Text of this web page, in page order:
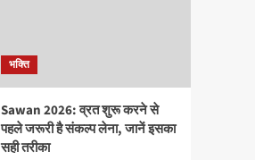
भक्ति
Sawan 2026: व्रत शुरू करने से
पहले जरूरी है संकल्प लेना, जानें इसका
सही तरीका